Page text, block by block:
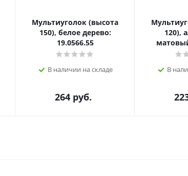
Мультиуголок (высота
150), белое дерево:
19.0566.55
В наличии на складе
264 руб.
120),
В